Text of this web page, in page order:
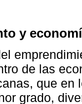
y
de las
que en
grado,